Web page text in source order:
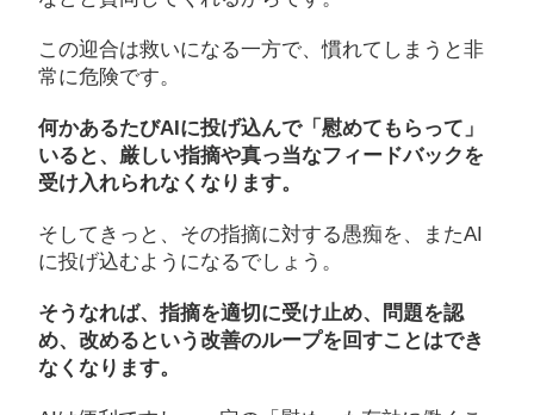
この迎合は救いになる一方で、慣れてしまうと非
常に危険です。
何かあるたびAIに投げ込んで「慰めてもらって」
いると、厳しい指摘や真っ当なフィードバックを
受け入れられなくなります。
そしてきっと、その指摘に対する愚痴を、またAI
に投げ込むようになるでしょう。
そうなれば、指摘を適切に受け止め、問題を認
め、改めるという改善のループを回すことはでき
なくなります。